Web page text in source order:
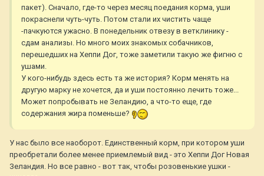
пакет). Сначало, где-то через месяц поедания корма, уши
покраснели чуть-чуть. Потом стали их чистить чаще
-пачкуются ужасно. В понедельник отвезу в ветклинику -
сдам анализы. Но много моих знакомых собачников,
перешедших на Хеппи Дог, тоже заметили такую же фигню с
ушами.
У кого-нибудь здесь есть та же история? Корм менять на
другую марку не хочется, да и уши постоянно лечить тоже...
Может попробывать не Зеландию, а что-то еще, где
содержания жира поменьше?
У нас было все наоборот. Единственный корм, при котором уши
преобретали более менее приемлемый вид - это Хеппи Дог Новая
Зеландия. Но все равно - вот так, чтобы розовенькие ушки -